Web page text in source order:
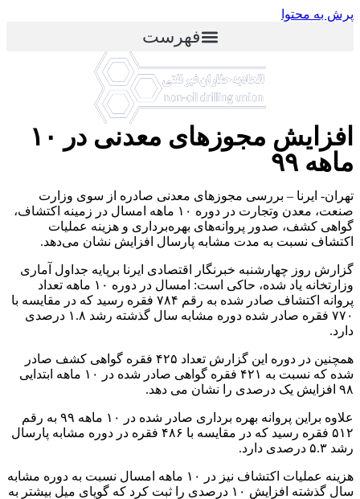
پرش به محتوا
فهرست
افزایش مجوزهای معدنی در ۱۰
ماهه ۹۹
تهران- ایرنا – بررسی مجوزهای معدنی صادره از سوی وزارت
صنعت، معدن وتجارت در دوره ۱۰ ماهه امسال در زمینه اکتشاف،
گواهی کشف، صدور پروانه‌های بهره‌برداری و هزینه عملیات
اکتشاف نسبت به مدت مشابه پارسال افزایش نشان می‌دهد.
گزارش روز چهارشنبه خبرنگار اقتصادی ایرنا برپایه جداول آماری
وزارتخانه یاد شده، حاکی است: امسال در دوره ۱۰ ماهه تعداد
پروانه اکتشاف صادر شده به رقم ۷۸۴ فقره رسید که در مقایسه با
۷۷۰ فقره صادر شده دوره مشابه سال گذشته رشد ۱.۸ درصدی
دارد.
همچنین در دوره این گزارش تعداد ۴۲۵ فقره گواهی کشف صادر
شده که نسبت به ۴۲۱ فقره گواهی صادر شده در ۱۰ ماهه ابتدایی
۹۸ افزایش یک درصدی را نشان می دهد.
علاوه براین پروانه بهره برداری صادر شده در ۱۰ ماهه ۹۹ به رقم
۵۱۲ فقره رسید که در مقایسه با ۴۸۶ فقره در دوره مشابه پارسال
رشد ۵.۳ درصدی دارد.
هزینه عملیات اکتشاف نیز در ۱۰ ماهه امسال نسبت به دوره مشابه
سال گذشته افزایش ۱۰ درصدی را ثبت کرد که گویای میل بیشتر به